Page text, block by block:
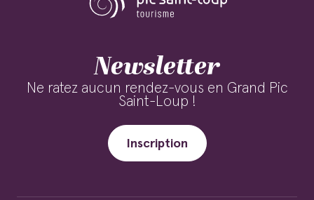
Newsletter
Ne ratez aucun rendez-vous en Grand Pic
Saint-Loup !
Inscription